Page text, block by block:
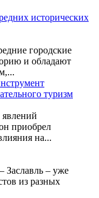
исторических
городские
и обладают
туризм
приобрел
на...
Заславль – уже
из разных